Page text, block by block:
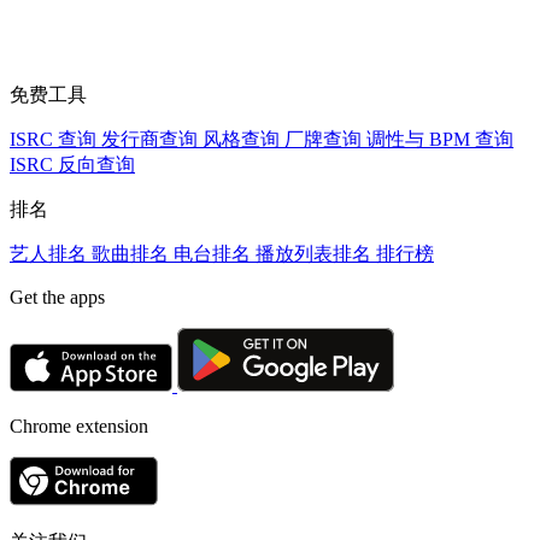
免费工具
ISRC 查询 发行商查询 风格查询 厂牌查询 调性与 BPM 查询
ISRC 反向查询
排名
艺人排名 歌曲排名 电台排名 播放列表排名 排行榜
Get the apps
Chrome extension